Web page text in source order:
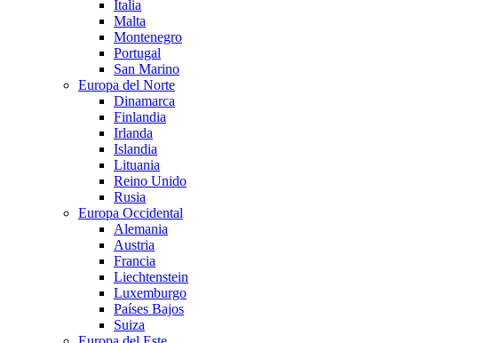
Italia
Malta
Montenegro
Portugal
San Marino
Europa del Norte
Dinamarca
Finlandia
Irlanda
Islandia
Lituania
Reino Unido
Rusia
Europa Occidental
Alemania
Austria
Francia
Liechtenstein
Luxemburgo
Países Bajos
Suiza